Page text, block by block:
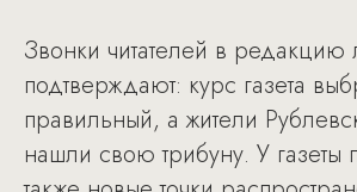
Звонки читателей в
подтверждают: курс газета
правильный, а жители
нашли свою трибуну. У газеты